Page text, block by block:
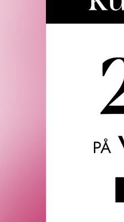
My Clarins Pure Serum er et lett